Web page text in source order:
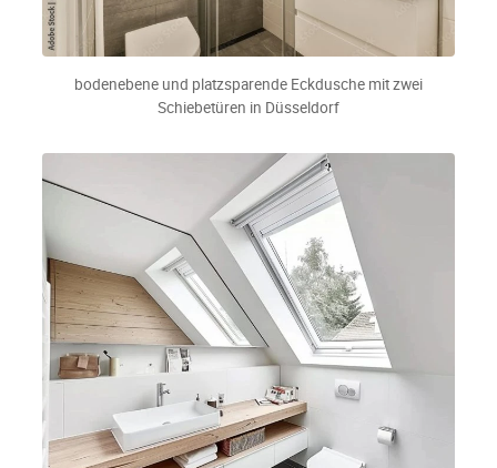
bodenebene und platzsparende Eckdusche mit zwei
Schiebetüren in Düsseldorf